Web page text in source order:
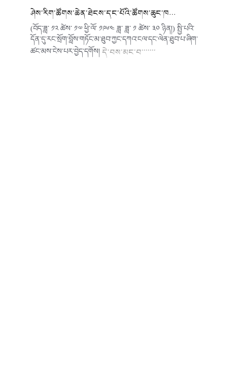
ཤེས་རིག་ཚོགས་ཆེན་ཐེངས་དང་པོའི་ཚོགས་ཆུང་ཁ…
(བོད་ཟླ་ ༡༢ ཚེས་ ༡༧ ཕྱི་ལོ་ ༡༩༦༤ ཟླ་ ཟླ་ ༡ ཚེས་ ༣༠ ཉིན།) སྤྱི་པའི་
དོན་དུ་རང་སྲོག་བློས་གཏོང་མ་ཐུབ་ཀྱང་དཀའ་ངལ་དང་ལེན་ཐུབ་པ་ཞིག་
ཚང་མས་ངེས་པར་བྱེད་དགོས། དེ་བས་མང་བ་་་་་་་